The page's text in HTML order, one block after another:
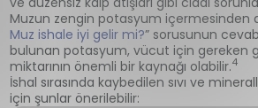
Muzun zengin potasyum içermesinden
Muz ishale iyi gelir mi?” sorusunun
bulunan potasyum, vücut için gereken
miktarının önemli bir kaynağı olabilir.4
İshal sırasında kaybedilen sıvı ve
için şunlar önerilebilir: